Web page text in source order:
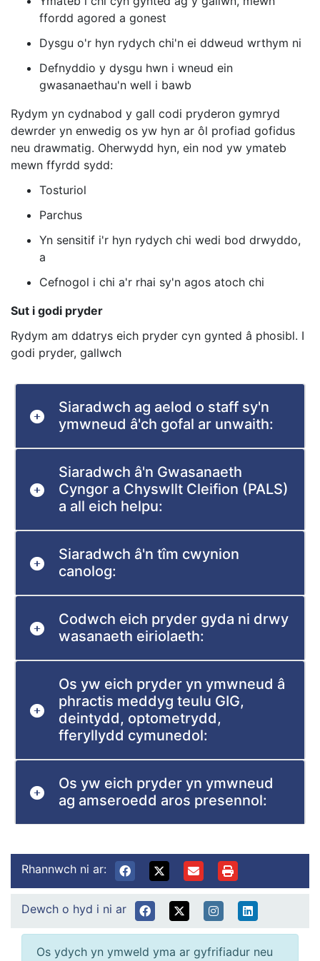
ffordd agored a gonest
Dysgu o'r hyn rydych chi'n ei ddweud wrthym ni
Defnyddio y dysgu hwn i wneud ein
gwasanaethau'n well i bawb
Rydym yn cydnabod y gall codi pryderon gymryd
dewrder yn enwedig os yw hyn ar ôl profiad gofidus
neu drawmatig. Oherwydd hyn, ein nod yw ymateb
mewn ffyrdd sydd:
Tosturiol
Parchus
Yn sensitif i'r hyn rydych chi wedi bod drwyddo,
a
Cefnogol i chi a'r rhai sy'n agos atoch chi
Sut i godi pryder
Rydym am ddatrys eich pryder cyn gynted â phosibl. I
godi pryder, gallwch
Siaradwch ag aelod o staff sy'n
ymwneud â'ch gofal ar unwaith:
Siaradwch â'n Gwasanaeth
Cyngor a Chyswllt Cleifion (PALS)
a all eich helpu:
Siaradwch â'n tîm cwynion
canolog:
Codwch eich pryder gyda ni drwy
wasanaeth eiriolaeth:
Os yw eich pryder yn ymwneud â
phractis meddyg teulu GIG,
deintydd, optometrydd,
fferyllydd cymunedol:
Os yw eich pryder yn ymwneud
ag amseroedd aros presennol:
Rhannwch ni ar:
Dewch o hyd i ni ar
Os ydych yn ymweld yma ar gyfrifiadur neu